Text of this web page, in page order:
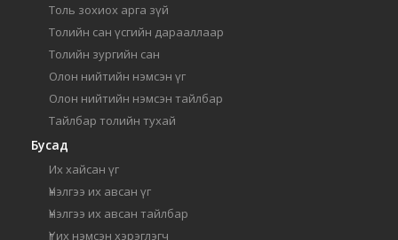
Толь зохиох арга зүй
Толийн сан үсгийн дарааллаар
Толийн зургийн сан
Олон нийтийн нэмсэн үг
Олон нийтийн нэмсэн тайлбар
Тайлбар толийн тухай
Бусад
Их хайсан үг
Үнэлгээ их авсан үг
Үнэлгээ их авсан тайлбар
Үг их нэмсэн хэрэглэгч